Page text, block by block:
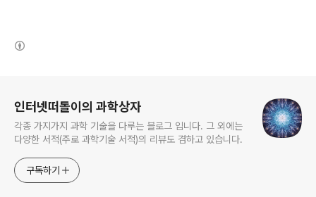
인터넷떠돌이의 과학상자
각종 가지가지 과학 기술을 다루는 블로그 입니다. 그 외에는
다양한 서적(주로 과학기술 서적)의 리뷰도 겸하고 있습니다.
구독하기